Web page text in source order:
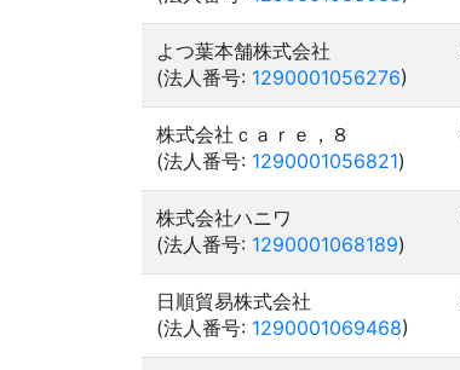
よつ葉本舗株式会社
(法人番号: 1290001056276)
株式会社ｃａｒｅ，８
(法人番号: 1290001056821)
株式会社ハニワ
(法人番号: 1290001068189)
日順貿易株式会社
(法人番号: 1290001069468)